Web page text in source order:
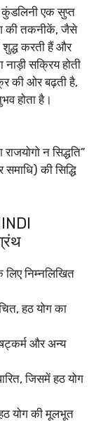
कुंडलिनी एक सुप्त
की तकनीकें, जैसे
शुद्ध करती हैं और
सक्रिय होती
की ओर बढ़ती है,
होता है।
न सिद्धति”
की सिद्धि
निम्नलिखित
हठ योग का
षट्कर्म और अन्य
जिसमें हठ योग
हठ योग की मूलभूत